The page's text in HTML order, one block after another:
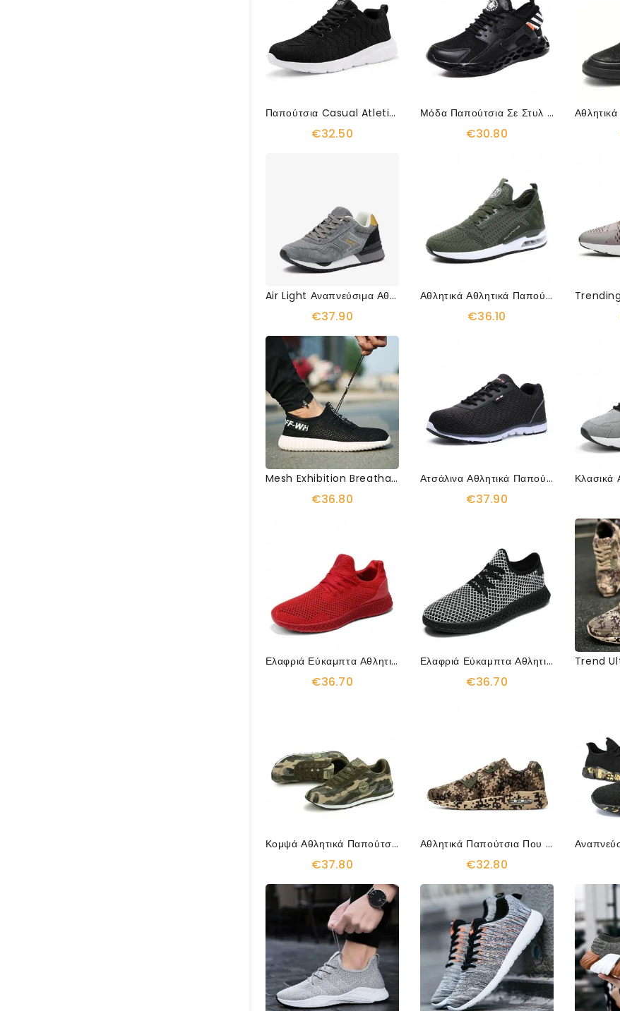
Παπούτσια Casual Atletich Που Αναπνέουν
€32.50
Μόδα Παπούτσια Σε Στυλ Air Tunder
€30.80
Air Light Αναπνεύσιμα Αθλητικά Παπούτσια
€37.90
Αθλητικά Αθλητικά Παπούτσια Air Element Style Mesh
€36.10
Mesh Exhibition Breathable Sneakers
€36.80
Ατσάλινα Αθλητικά Παπούτσια Εργασίας Που Αναπνέουν
€37.90
Ελαφριά Εύκαμπτα Αθλητικά Αθλητικά Παπούτσια
€36.70
Ελαφριά Εύκαμπτα Αθλητικά Αθλητικά Παπούτσια
€36.70
Κομψά Αθλητικά Παπούτσια Από Καμβά
€37.80
Αθλητικά Παπούτσια Που Αναπνέουν Σε Στυλ Καμουφλάζ
€32.80